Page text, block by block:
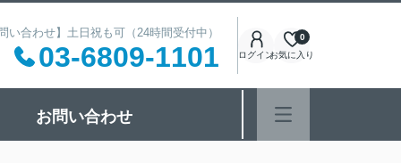
合わせ】土日祝も可（24時間受付中）
03-6809-1101 ログインお気に入り
0
お問い合わせ